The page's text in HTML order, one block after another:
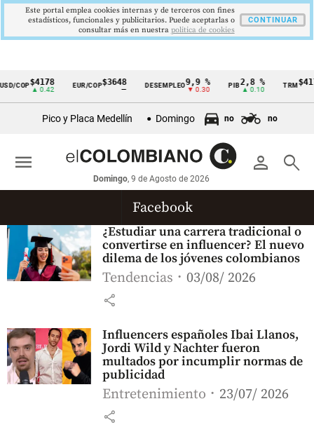
Cintillo
económicos
Colombia
COP$4178
▲ 0.42
EUR/COP$3648 DESEMPLEO9,9 %
▼ 0.30
PIB 2,8 %
▲ 0.10
TRM
Pico y Placa Medellín Domingo no no
person search
Domingo, 9 de Agosto de 2026
menu
Facebook
¿Estudiar una carrera tradicional o
convertirse en influencer? El nuevo
dilema de los jóvenes colombianos
Tendencias 03/08/ 2026
share
Influencers españoles Ibai Llanos,
Jordi Wild y Nachter fueron
multados por incumplir normas de
publicidad
Entretenimiento 23/07/ 2026
share
Este portal emplea cookies internas y de terceros con fines
estadísticos, funcionales y publicitarios. Puede aceptarlas o
consultar más en nuestra politica de cookies
CONTINUAR